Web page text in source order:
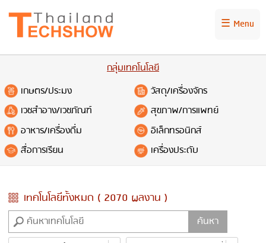
☰ Menu
กลุ่มเทคโนโลยี
เกษตร/ประมง
วัสดุ/เครื่องจักร
เวชสำอาง/เวชภัณฑ์
สุขภาพ/การแพทย์
อาหาร/เครื่องดื่ม
อิเล็กทรอนิกส์
สื่อการเรียน
เครื่องประดับ
เทคโนโลยีทั้งหมด ( 2070 ผลงาน )